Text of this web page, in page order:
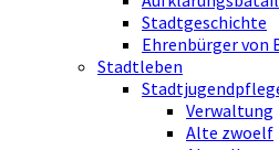
Stadtgeschichte
Ehrenbürger von
Stadtleben
Verwaltung
Alte zwoelf